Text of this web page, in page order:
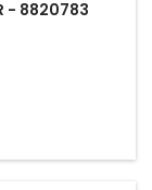
- 8820783